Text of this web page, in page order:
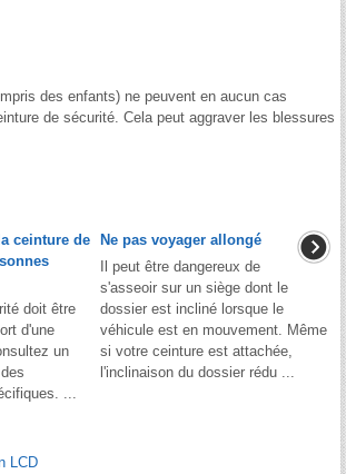
des enfants) ne peuvent en aucun cas
de sécurité. Cela peut aggraver les blessures
ceinture de
doit être
d'une
un
...
Ne pas voyager allongé
Il peut être dangereux de
s'asseoir sur un siège dont le
dossier est incliné lorsque le
véhicule est en mouvement. Même
si votre ceinture est attachée,
l'inclinaison du dossier rédu ...
LCD